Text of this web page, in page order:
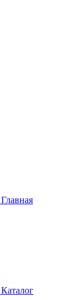
Главная
Каталог